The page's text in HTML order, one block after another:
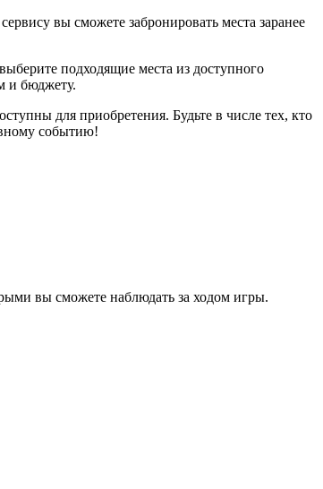
вы сможете забронировать места заранее
подходящие места из доступного
и бюджету.
для приобретения. Будьте в числе тех, кто
событию!
вы сможете наблюдать за ходом игры.